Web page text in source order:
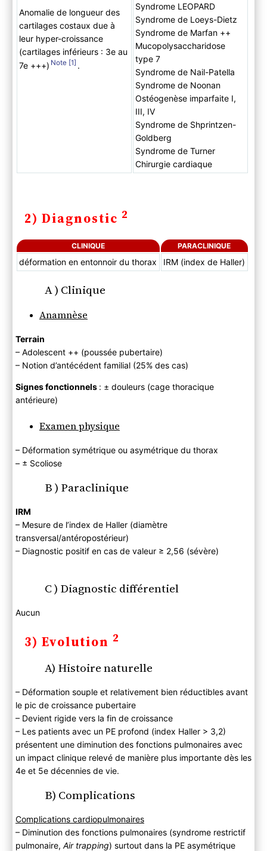
Anomalie de longueur des
cartilages costaux due à
leur hyper-croissance
(cartilages inférieurs : 3e au
7e +++)
1
Syndrome LEOPARD
Syndrome de Loeys-Dietz
Syndrome de Marfan ++
Mucopolysaccharidose
type 7
Syndrome de Nail-Patella
Syndrome de Noonan
Ostéogenèse imparfaite I,
III, IV
Syndrome de Shprintzen-
Goldberg
Syndrome de Turner
Chirurgie cardiaque
2) Diagnostic 2
CLINIQUE PARACLINIQUE
déformation en entonnoir du thorax IRM (index de Haller)
A ) Clinique
Anamnèse
Terrain
– Adolescent ++ (poussée pubertaire)
– Notion d’antécédent familial (25% des cas)
Signes fonctionnels : ± douleurs (cage thoracique
antérieure)
Examen physique
– Déformation symétrique ou asymétrique du thorax
– ± Scoliose
B ) Paraclinique
IRM
– Mesure de l’index de Haller (diamètre
transversal/antéropostérieur)
– Diagnostic positif en cas de valeur ≥ 2,56 (sévère)
C ) Diagnostic différentiel
Aucun
3) Evolution 2
A) Histoire naturelle
– Déformation souple et relativement bien réductibles avant
le pic de croissance pubertaire
– Devient rigide vers la fin de croissance
– Les patients avec un PE profond (index Haller > 3,2)
présentent une diminution des fonctions pulmonaires avec
un impact clinique relevé de manière plus importante dès les
4e et 5e décennies de vie.
B) Complications
Complications cardiopulmonaires
– Diminution des fonctions pulmonaires (syndrome restrictif
pulmonaire, Air trapping) surtout dans la PE asymétrique